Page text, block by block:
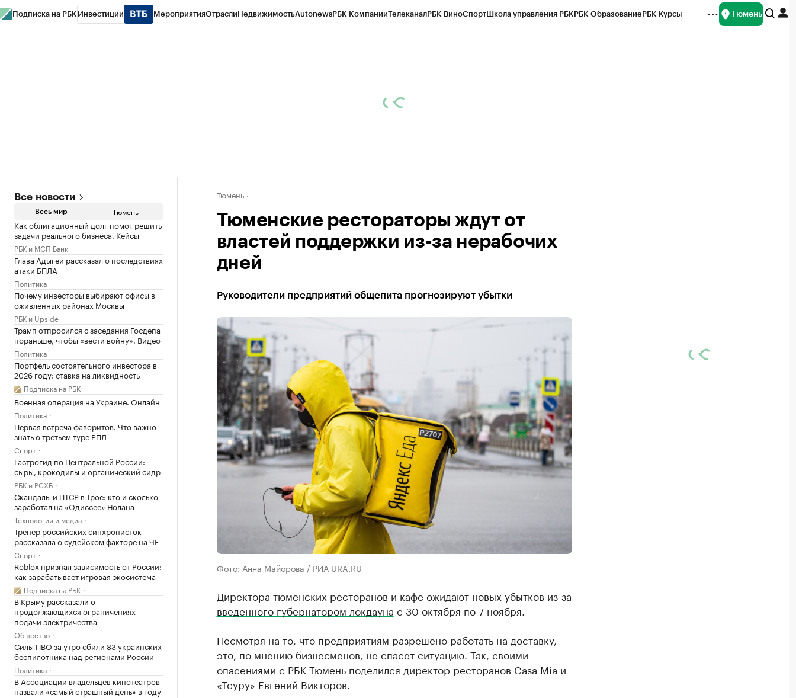
Подписка на РБК Инвестиции МероприятияОтраслиНедвижимостьAutonewsРБК КомпанииТелеканалРБК ВиноСпортШкола управления РБКРБК ОбразованиеРБК Курсы Тюмень
Все новости
Весь мир Тюмень
Как облигационный долг помог решить
задачи реального бизнеса. Кейсы
РБК и МСП Банк
Глава Адыгеи рассказал о последствиях
атаки БПЛА
Политика
Почему инвесторы выбирают офисы в
оживленных районах Москвы
РБК и Upside
Трамп отпросился с заседания Госдепа
пораньше, чтобы «вести войну». Видео
Политика
Портфель состоятельного инвестора в
2026 году: ставка на ликвидность
Подписка на РБК
Военная операция на Украине. Онлайн
Политика
Первая встреча фаворитов. Что важно
знать о третьем туре РПЛ
Спорт
Гастрогид по Центральной России:
сыры, крокодилы и органический сидр
РБК и РСХБ
Скандалы и ПТСР в Трое: кто и сколько
заработал на «Одиссее» Нолана
Технологии и медиа
Тренер российских синхронисток
рассказала о судейском факторе на ЧЕ
Спорт
Roblox признал зависимость от России:
как зарабатывает игровая экосистема
Подписка на РБК
В Крыму рассказали о
продолжающихся ограничениях
подачи электричества
Общество
Силы ПВО за утро сбили 83 украинских
беспилотника над регионами России
Политика
В Ассоциации владельцев кинотеатров
назвали «самый страшный день» в году
Тюмень
Тюменские рестораторы ждут от
властей поддержки из-за нерабочих
дней
Руководители предприятий общепита прогнозируют убытки
Фото: Анна Майорова / РИА URA.RU
Директора тюменских ресторанов и кафе ожидают новых убытков из-за
введенного губернатором локдауна с 30 октября по 7 ноября.
Несмотря на то, что предприятиям разрешено работать на доставку,
это, по мнению бизнесменов, не спасет ситуацию. Так, своими
опасениями с РБК Тюмень поделился директор ресторанов Casa Mia и
«Тсуру» Евгений Викторов.